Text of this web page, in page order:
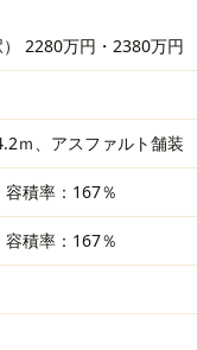
2280万円・2380万円
ｍ、アスファルト舗装
積率：167％
積率：167％